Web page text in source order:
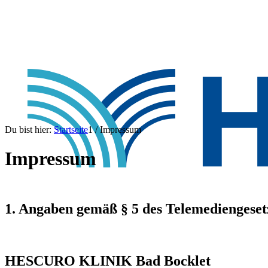
Du bist hier: Startseite1 / Impressum
Impressum
1. Angaben gemäß § 5 des
HESCURO KLINIK Bad Bocklet